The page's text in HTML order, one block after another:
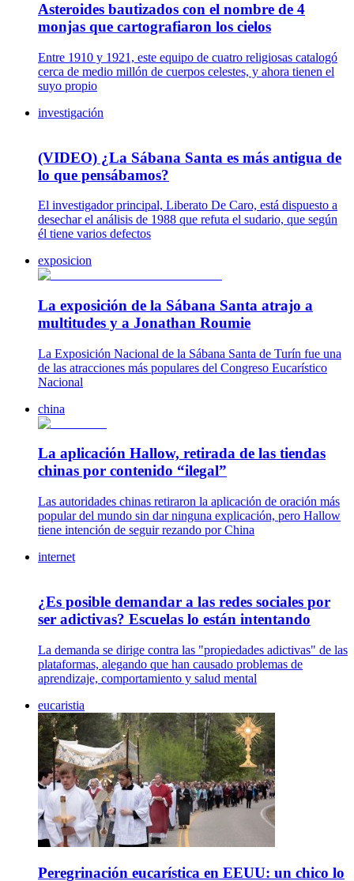
Asteroides bautizados con el nombre de 4
monjas que cartografiaron los cielos
Entre 1910 y 1921, este equipo de cuatro religiosas catalogó
cerca de medio millón de cuerpos celestes, y ahora tienen el
suyo propio
investigación
(VIDEO) ¿La Sábana Santa es más antigua de
lo que pensábamos?
El investigador principal, Liberato De Caro, está dispuesto a
desechar el análisis de 1988 que refuta el sudario, que según
él tiene varios defectos
exposicion
La exposición de la Sábana Santa atrajo a
multitudes y a Jonathan Roumie
La Exposición Nacional de la Sábana Santa de Turín fue una
de las atracciones más populares del Congreso Eucarístico
Nacional
china
La aplicación Hallow, retirada de las tiendas
chinas por contenido “ilegal”
Las autoridades chinas retiraron la aplicación de oración más
popular del mundo sin dar ninguna explicación, pero Hallow
tiene intención de seguir rezando por China
internet
¿Es posible demandar a las redes sociales por
ser adictivas? Escuelas lo están intentando
La demanda se dirige contra las "propiedades adictivas" de las
plataformas, alegando que han causado problemas de
aprendizaje, comportamiento y salud mental
eucaristia
Peregrinación eucarística en EEUU: un chico lo